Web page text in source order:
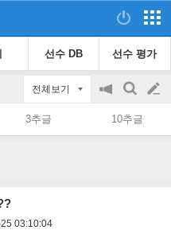
선수 DB 선수 평가
전체보기
공
지
on/off
검
색
글
쓰
3추글 10추글
03:10:04